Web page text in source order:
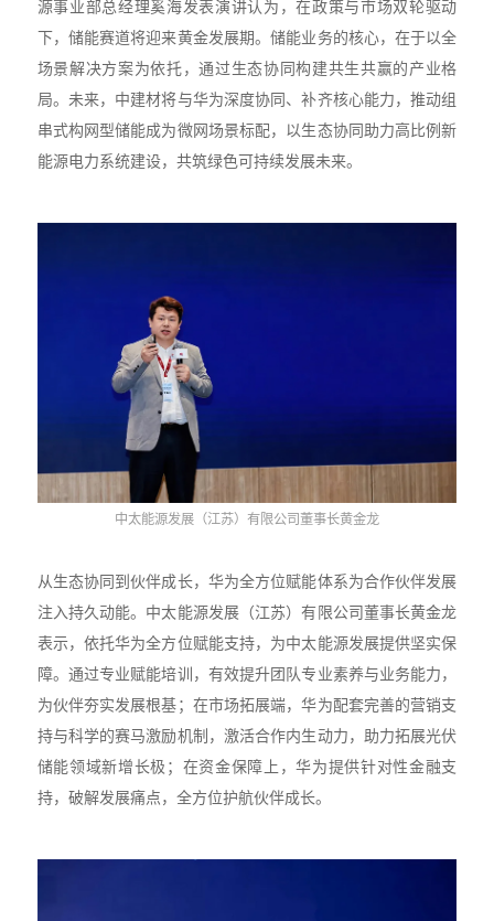
源事业部总经理奚海发表演讲认为，在政策与市场双轮驱动
下，储能赛道将迎来黄金发展期。储能业务的核心，在于以全
场景解决方案为依托，通过生态协同构建共生共赢的产业格
局。未来，中建材将与华为深度协同、补齐核心能力，推动组
串式构网型储能成为微网场景标配，以生态协同助力高比例新
能源电力系统建设，共筑绿色可持续发展未来。
中太能源发展（江苏）有限公司董事长黄金龙
从生态协同到伙伴成长，华为全方位赋能体系为合作伙伴发展
注入持久动能。中太能源发展（江苏）有限公司董事长黄金龙
表示，依托华为全方位赋能支持，为中太能源发展提供坚实保
障。通过专业赋能培训，有效提升团队专业素养与业务能力，
为伙伴夯实发展根基；在市场拓展端，华为配套完善的营销支
持与科学的赛马激励机制，激活合作内生动力，助力拓展光伏
储能领域新增长极；在资金保障上，华为提供针对性金融支
持，破解发展痛点，全方位护航伙伴成长。